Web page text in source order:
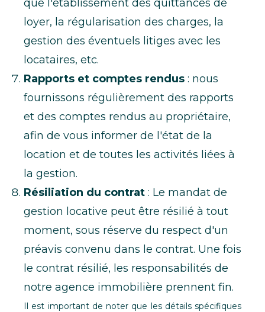
que l'établissement des quittances de
loyer, la régularisation des charges, la
gestion des éventuels litiges avec les
locataires, etc.
Rapports et comptes rendus : nous
fournissons régulièrement des rapports
et des comptes rendus au propriétaire,
afin de vous informer de l'état de la
location et de toutes les activités liées à
la gestion.
Résiliation du contrat : Le mandat de
gestion locative peut être résilié à tout
moment, sous réserve du respect d'un
préavis convenu dans le contrat. Une fois
le contrat résilié, les responsabilités de
notre agence immobilière prennent fin.
Il est important de noter que les détails spécifiques